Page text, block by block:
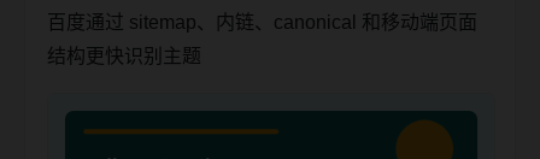
百度通过 sitemap、内链、canonical 和移动端页面
结构更快识别主题